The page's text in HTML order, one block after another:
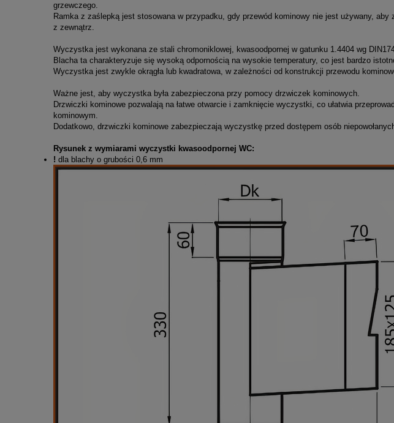
grzewczego.
Ramka z zaślepką jest stosowana w przypadku, gdy przewód kominowy nie jest używany,
z zewnątrz.
Wyczystka jest wykonana ze stali chromoniklowej, kwasoodpornej w gatunku 1.4404 wg
Blacha ta charakteryzuje się wysoką odpornością na wysokie temperatury, co jest bardzo
Wyczystka jest zwykle okrągła lub kwadratowa, w zależności od konstrukcji przewodu
Ważne jest, aby wyczystka była zabezpieczona przy pomocy drzwiczek kominowych.
Drzwiczki kominowe pozwalają na łatwe otwarcie i zamknięcie wyczystki, co ułatwia
kominowym.
Dodatkowo, drzwiczki kominowe zabezpieczają wyczystkę przed dostępem osób
Rysunek z wymiarami wyczystki kwasoodpornej WC:
! dla blachy o grubości 0,6 mm